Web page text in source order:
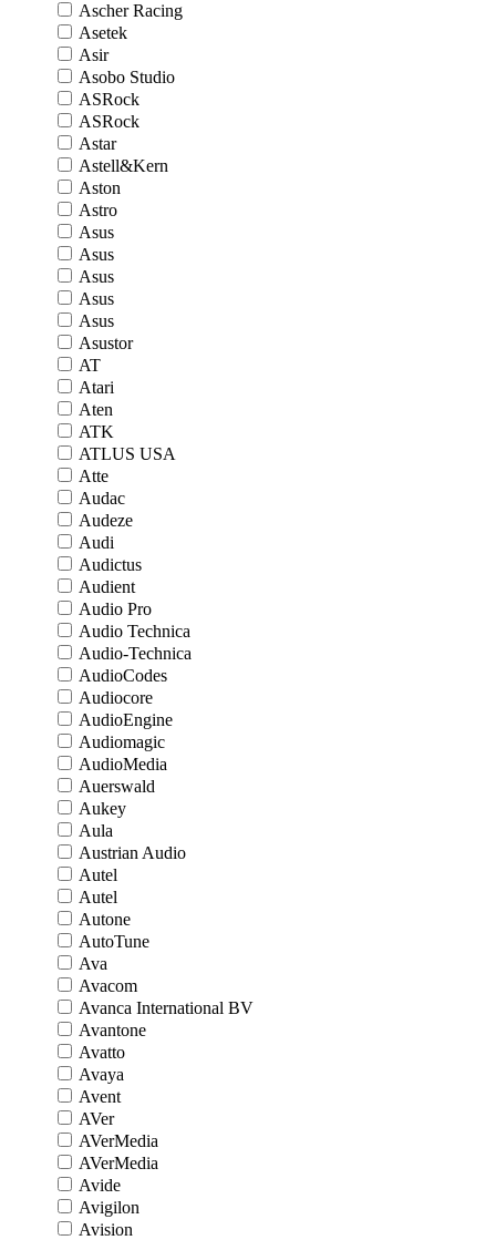
Ascher Racing
Asetek
Asir
Asobo Studio
ASRock
ASRock
Astar
Astell&Kern
Aston
Astro
Asus
Asus
Asus
Asus
Asus
Asustor
AT
Atari
Aten
ATK
ATLUS USA
Atte
Audac
Audeze
Audi
Audictus
Audient
Audio Pro
Audio Technica
Audio-Technica
AudioCodes
Audiocore
AudioEngine
Audiomagic
AudioMedia
Auerswald
Aukey
Aula
Austrian Audio
Autel
Autel
Autone
AutoTune
Ava
Avacom
Avanca International BV
Avantone
Avatto
Avaya
Avent
AVer
AVerMedia
AVerMedia
Avide
Avigilon
Avision